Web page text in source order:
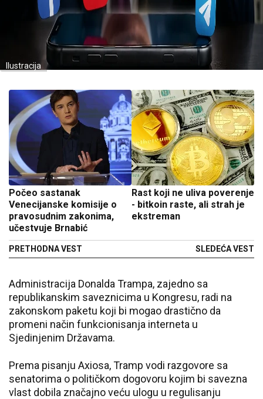
Ilustracija
Počeo sastanak
Venecijanske komisije o
pravosudnim zakonima,
učestvuje Brnabić
PRETHODNA VEST
Rast koji ne uliva poverenje
- bitkoin raste, ali strah je
ekstreman
SLEDEĆA VEST
Administracija Donalda Trampa, zajedno sa
republikanskim saveznicima u Kongresu, radi na
zakonskom paketu koji bi mogao drastično da
promeni način funkcionisanja interneta u
Sjedinjenim Državama.
Prema pisanju Axiosa, Tramp vodi razgovore sa
senatorima o političkom dogovoru kojim bi savezna
vlast dobila značajno veću ulogu u regulisanju